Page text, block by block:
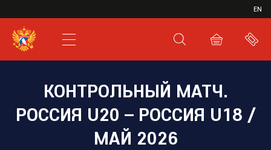
EN
XHL.RU
ВКС
КОНТРОЛЬНЫЙ МАТЧ.
РОССИЯ U20 – РОССИЯ U18 /
МАЙ 2026